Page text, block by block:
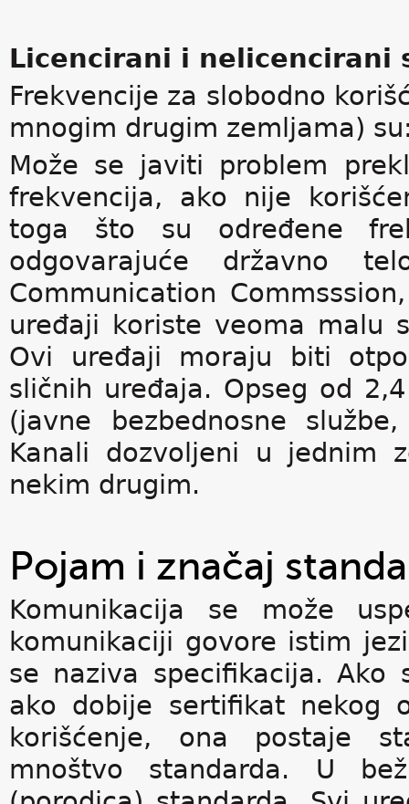
Licencirani i nelicencirani
Frekvencije za slobodno
mnogim drugim zemljama)
Može se javiti problem
frekvencija, ako nije
toga što su određene
odgovarajuće državno
Communication
uređaji koriste veoma malu
Ovi uređaji moraju biti
sličnih uređaja. Opseg od
(javne bezbednosne
Kanali dozvoljeni u jednim
nekim drugim.
Pojam i značaj
Komunikacija se može
komunikaciji govore istim
se naziva specifikacija.
ako dobije sertifikat nekog
korišćenje, ona postaje
mnoštvo standarda. U